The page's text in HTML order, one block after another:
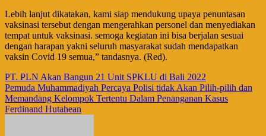
Lebih lanjut dikatakan, kami siap mendukung upaya penuntasan
vaksinasi tersebut dengan mengerahkan personel dan menyediakan
tempat untuk vaksinasi. semoga kegiatan ini bisa berjalan sesuai
dengan harapan yakni seluruh masyarakat sudah mendapatkan
vaksin Covid 19 semua,” tandasnya. (Red).
Navigasi
pos
PT. PLN Akan Bangun 21 Unit SPKLU di Bali 2022
Pemuda Muhammadiyah Percaya Polisi tidak Akan Pilih-pilih dan
Memandang Kelompok Tertentu Dalam Penanganan Kasus
Ferdinand Hutahean